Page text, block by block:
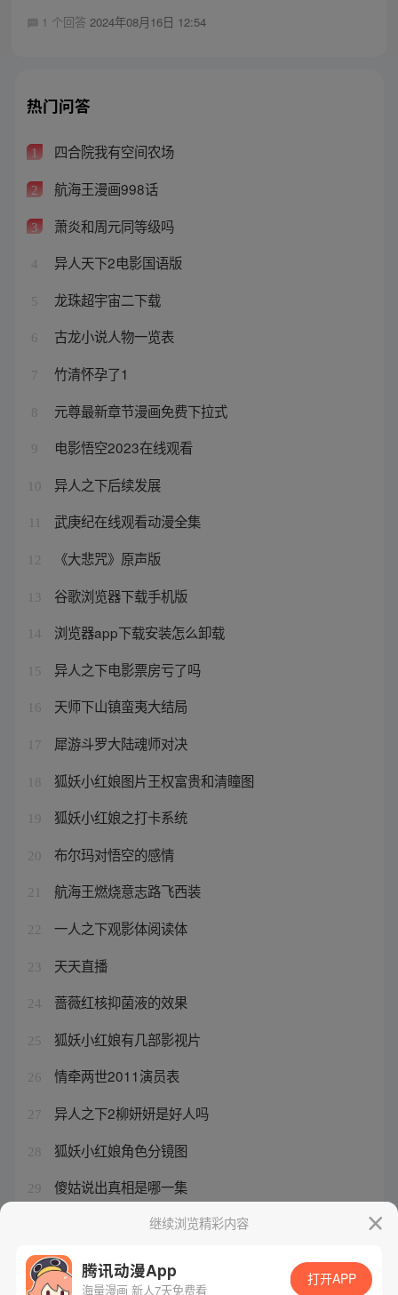
1 个回答 2024年08月16日 12:54
热门问答
1 四合院我有空间农场
2 航海王漫画998话
3 萧炎和周元同等级吗
4 异人天下2电影国语版
5 龙珠超宇宙二下载
6 古龙小说人物一览表
7 竹清怀孕了1
8 元尊最新章节漫画免费下拉式
9 电影悟空2023在线观看
10 异人之下后续发展
武庚纪在线观看动漫全集
12 《大悲咒》原声版
13 谷歌浏览器下载手机版
14 浏览器app下载安装怎么卸载
15 异人之下电影票房亏了吗
16 天师下山镇蛮夷大结局
17 犀游斗罗大陆魂师对决
18 狐妖小红娘图片王权富贵和清瞳图
19 狐妖小红娘之打卡系统
20 布尔玛对悟空的感情
21 航海王燃烧意志路飞西装
22 一人之下观影体阅读体
23 天天直播
24 蔷薇红核抑菌液的效果
25 狐妖小红娘有几部影视片
26 情牵两世2011演员表
27 异人之下2柳妍妍是好人吗
28 狐妖小红娘角色分镜图
29 傻姑说出真相是哪一集
航海王漫画讲到哪里了继续浏览精彩内容
腾讯动漫App
海量漫画 新人7天免费看
打开APP